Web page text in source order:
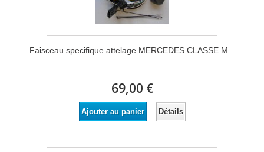
Faisceau specifique attelage MERCEDES CLASSE M...
69,00 €
Ajouter au panier Détails